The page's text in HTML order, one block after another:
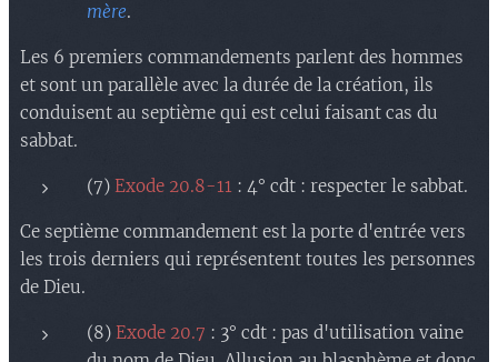
mère.
Les 6 premiers commandements parlent des hommes
et sont un parallèle avec la durée de la création, ils
conduisent au septième qui est celui faisant cas du
sabbat.
(7) Exode 20.8-11 : 4° cdt : respecter le sabbat.
Ce septième commandement est la porte d'entrée vers
les trois derniers qui représentent toutes les personnes
de Dieu.
(8) Exode 20.7 : 3° cdt : pas d'utilisation vaine